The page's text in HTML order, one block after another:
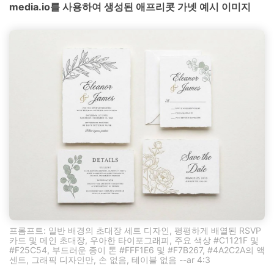
media.io를 사용하여 생성된 애프리콧 가넷 예시 이미지
프롬프트: 일반 배경의 초대장 세트 디자인, 평평하게 배열된 RSVP
카드 및 메인 초대장, 우아한 타이포그래피, 주요 색상 #C1121F 및
#F25C54, 부드러운 종이 톤 #FFF1E6 및 #F7B267, #4A2C2A의 액
센트, 그래픽 디자인만, 손 없음, 테이블 없음 --ar 4:3